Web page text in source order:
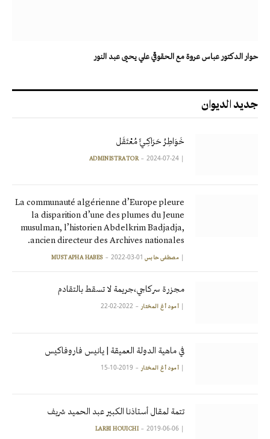
حوار الدكتور عباس عروة مع الحقوقي علي يحيى عبد النور
جديد الديوان
خَوَاطِرُ حَرَاكِـيٍّ مُعْتَقَل
|
ADMINISTRATOR 2024-07-24
La communauté algérienne d’Europe pleure
la disparition d’une des plumes du Jeune
musulman, l’historien Abdelkrim Badjadja,
ancien directeur des Archives nationales.
| مصطفى حابس MUSTAPHA HABES 2022-03-01
مجزرة سركاجي،جريمة لا تسقط بالتقادم
| آمود أغ المختار 2022-02-22
في ماهية الدولة العميقة | يانيس فاروفاكيس
| آمود أغ المختار 2019-10-15
تتمة لمقال أستاذنا الكبير عبد الحميد شريف
|
LARBI HOUICHI 2019-06-06